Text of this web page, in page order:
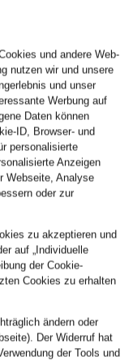
AGOLDE
Wide Leg Jeans
329,99 €
und andere Web-
nutzen wir und unsere
und unser
Werbung auf
Daten können
ID, Browser- und
personalisierte
Anzeigen
Webseite, Analyse
oder zur
zu akzeptieren und
auf „Individuelle
der Cookie-
Cookies zu erhalten
ändern oder
Der Widerruf hat
der Tools und